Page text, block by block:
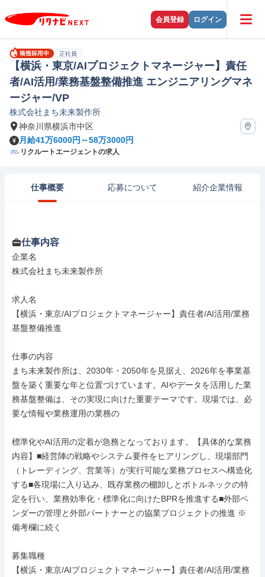
会員登録 ログイン
正社員
【横浜・東京/AIプロジェクトマネージャー】責任
者/AI活用/業務基盤整備推進 エンジニアリングマネ
ージャー/VP
株式会社まち未来製作所
神奈川県横浜市中区
月給41万6000円～58万3000円
リクルートエージェントの求人
仕事概要 応募について 紹介企業情報
仕事内容
企業名
株式会社まち未来製作所
求人名
【横浜・東京/AIプロジェクトマネージャー】責任者/AI活用/業務
基盤整備推進
仕事の内容
まち未来製作所は、2030年・2050年を見据え、2026年を事業基
盤を築く重要な年と位置づけています。AIやデータを活用した業
務基盤整備は、その実現に向けた重要テーマです。現場では、必
要な情報や業務運用の業務の
標準化やAI活用の定着が急務となっております。【具体的な業務
内容】■経営陣の戦略やシステム要件をヒアリングし、現場部門
（トレーディング、営業等）が実行可能な業務プロセスへ構造化
する■各現場に入り込み、既存業務の棚卸しとボトルネックの特
定を行い、業務効率化・標準化に向けたBPRを推進する■外部ベ
ンダーの管理と外部パートナーとの協業プロジェクトの推進 ※
備考欄に続く
募集職種
【横浜・東京/AIプロジェクトマネージャー】責任者/AI活用/業務